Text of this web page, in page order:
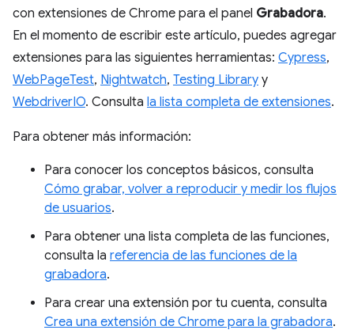
con extensiones de Chrome para el panel Grabadora.
En el momento de escribir este artículo, puedes agregar
extensiones para las siguientes herramientas: Cypress,
WebPageTest, Nightwatch, Testing Library y
WebdriverIO. Consulta la lista completa de extensiones.
Para obtener más información:
Para conocer los conceptos básicos, consulta
Cómo grabar, volver a reproducir y medir los flujos
de usuarios.
Para obtener una lista completa de las funciones,
consulta la referencia de las funciones de la
grabadora.
Para crear una extensión por tu cuenta, consulta
Crea una extensión de Chrome para la grabadora.